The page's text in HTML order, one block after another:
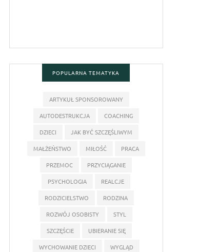
POPULARNA TEMATYKA
ARTYKUŁ SPONSOROWANY
AUTODESTRUKCJA
COACHING
DZIECI
JAK BYĆ SZCZĘŚLIWYM
MAŁŻEŃSTWO
MIŁOŚĆ
PRACA
PRZEMOC
PRZYCIĄGANIE
PSYCHOLOGIA
REALCJE
RODZICIELSTWO
RODZINA
ROZWÓJ OSOBISTY
STYL
SZCZĘŚCIE
UBIERANIE SIĘ
WYCHOWANIE DZIECI
WYGLĄD